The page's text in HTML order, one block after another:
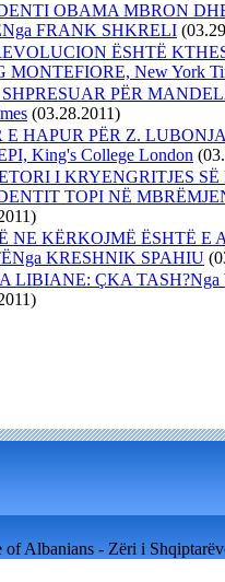
OBAMA MBRON
FRANK SHKRELI
ËSHTË
MONTEFIORE, New York
PËR
(03.28.2011)
E HAPUR PËR Z.
King's College London
I KRYENGRITJES
TOPI NË
NE KËRKOJMË ËSHTË E
KRESHNIK SPAHIU
LIBIANE: ÇKA TASH?Nga
Albanians - Zëri i